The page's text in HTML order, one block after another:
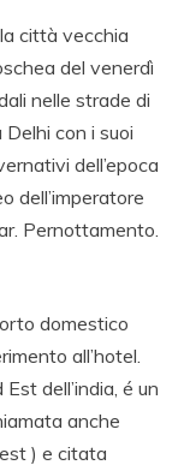
città vecchia
del venerdì
nelle strade di
con i suoi
dell’epoca
dell’imperatore
Pernottamento.
domestico
all’hotel.
dell’india, é un
anche
) e citata